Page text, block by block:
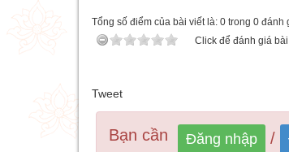
Tổng số điểm của bài viết là: 0 trong 0 đánh
Click để đánh giá
Tweet
Bạn cần Đăng nhập /